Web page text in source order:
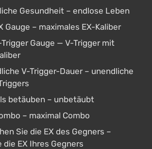
Gesundheit – endlose Leben
Gauge – maximales EX-Kaliber
Trigger Gauge — V-Trigger mit
V-Trigger-Dauer – unendliche
betäuben – unbetäubt
– maximal Combo
Sie die EX des Gegners –
EX Ihres Gegners